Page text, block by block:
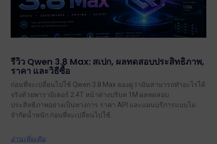
รีวิว Qwen 3.8 Max: สเปก, ผลทดสอบประสิทธิภาพ,
ราคา และวิธีซื้อ
ก่อนที่จะเปลี่ยนไปใช้ Qwen 3.8 Max ลองดูว่ามันสามารถทำอะไรได้
จริงด้วยพารามิเตอร์ 2.4T หน้าต่างบริบท 1M ผลทดสอบ
ประสิทธิภาพอย่างเป็นทางการ ราคา API และแผนบริการแบบไม่
จำกัดน้ำหนัก ก่อนที่จะเปลี่ยนไปใช้.
อ่านเพิ่มเติม